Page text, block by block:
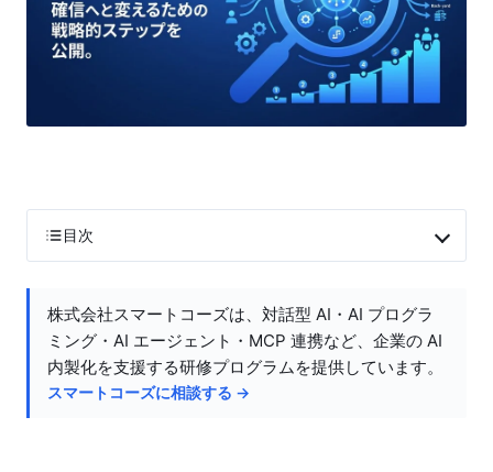
目次
株式会社スマートコーズは、対話型 AI・AI プログラ
ミング・AI エージェント・MCP 連携など、企業の AI
内製化を支援する研修プログラムを提供しています。
スマートコーズに相談する →